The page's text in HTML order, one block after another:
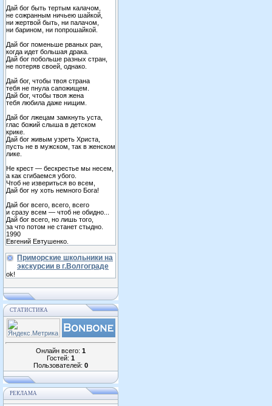
Дай бог быть тертым калачом,
не сожранным ничьею шайкой,
ни жертвой быть, ни палачом,
ни барином, ни попрошайкой.
Дай бог поменьше рваных ран,
когда идет большая драка.
Дай бог побольше разных стран,
не потеряв своей, однако.
Дай бог, чтобы твоя страна
тебя не пнула сапожищем.
Дай бог, чтобы твоя жена
тебя любила даже нищим.
Дай бог лжецам замкнуть уста,
глас божий слыша в детском
крике.
Дай бог живым узреть Христа,
пусть не в мужском, так в женском
лике.
Не крест — бескрестье мы несем,
а как сгибаемся убого.
Чтоб не извериться во всем,
Дай бог ну хоть немного Бога!
Дай бог всего, всего, всего
и сразу всем — чтоб не обидно...
Дай бог всего, но лишь того,
за что потом не станет стыдно.
1990
Евгений Евтушенко.
Приморские школьники на
экскурсии в г.Волгограде
ok!
СТАТИСТИКА
Онлайн всего: 1
Гостей: 1
Пользователей: 0
РЕКЛАМА